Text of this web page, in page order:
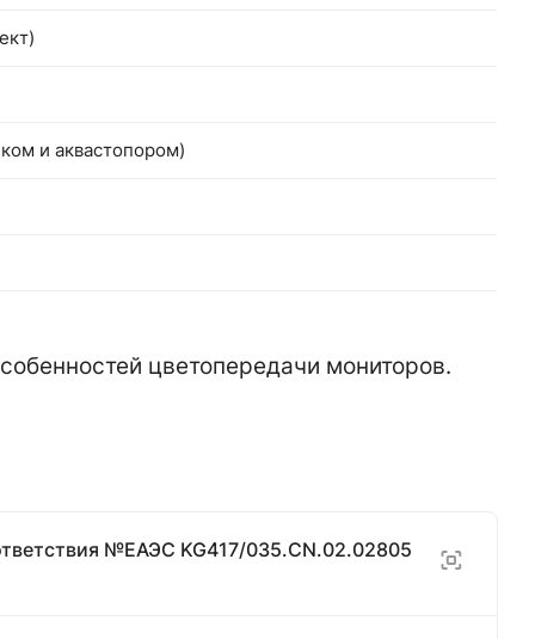
и аквастопором)
цветопередачи мониторов.
№ЕАЭС KG417/035.CN.02.02805